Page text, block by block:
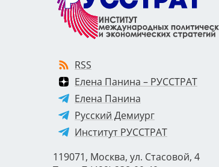
RSS
Елена Панина – РУССТРАТ
Елена Панина
Русский Демиург
Институт РУССТРАТ
119071, Москва, ул. Стасовой, 4